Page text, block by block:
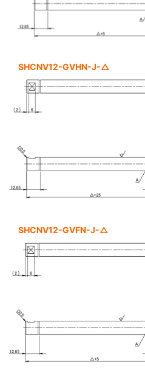
SHCNV12-GVHN-J-△
SHCNV12-GVFN-J-△